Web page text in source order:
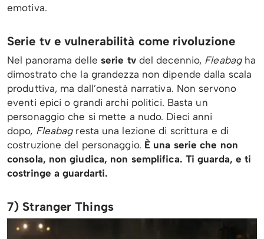
emotiva.
Serie tv e vulnerabilità come rivoluzione
Nel panorama delle serie tvdel decennio, Fleabagha
dimostrato che la grandezza non dipende dalla scala
produttiva, ma dall’onestà narrativa. Non servono
eventi epici o grandi archi politici. Basta un
personaggio che si mette a nudo. Dieci anni
dopo, Fleabagresta una lezione di scrittura e di
costruzione del personaggio. È una serie che non
consola, non giudica, non semplifica. Ti guarda, e ti
costringe a guardarti.
7) Stranger Things